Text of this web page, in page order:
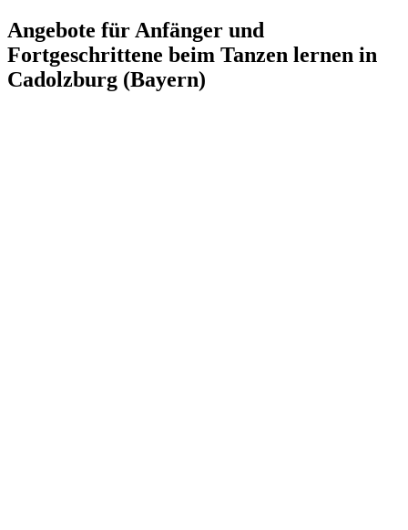
Angebote für Anfänger und
Fortgeschrittene beim Tanzen lernen in
Cadolzburg (Bayern)